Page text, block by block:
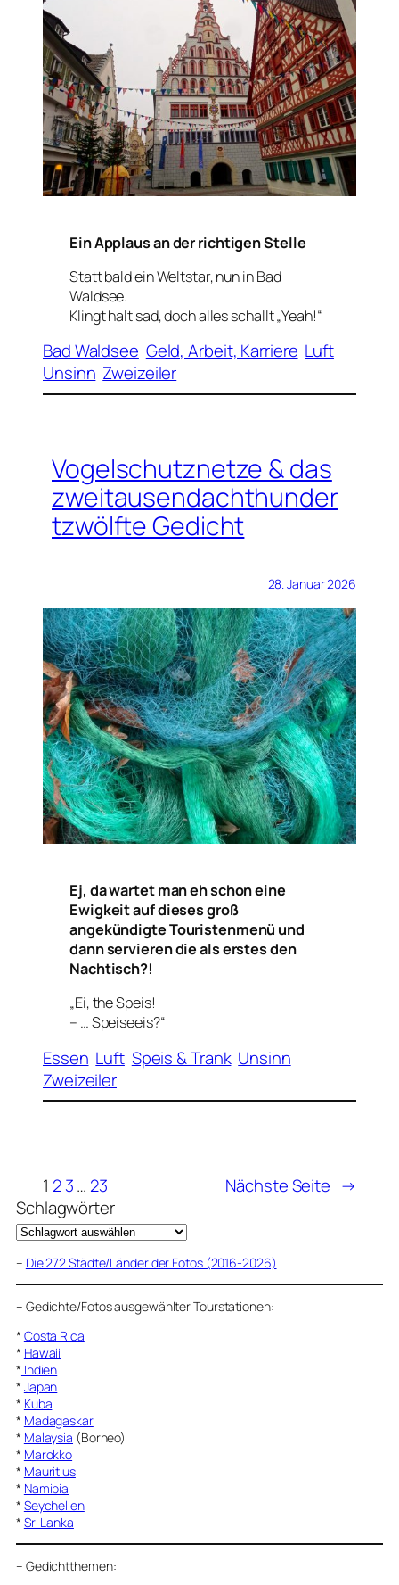
Ein Applaus an der richtigen Stelle
Statt bald ein Weltstar, nun in Bad
Waldsee.
Klingt halt sad, doch alles schallt „Yeah!“
Bad Waldsee Geld, Arbeit, Karriere Luft
Unsinn Zweizeiler
Vogelschutznetze & das
zweitausendachthunder
tzwölfte Gedicht
28. Januar 2026
Ej, da wartet man eh schon eine
Ewigkeit auf dieses groß
angekündigte Touristenmenü und
dann servieren die als erstes den
Nachtisch?!
„Ei, the Speis!
– … Speiseeis?“
Essen Luft Speis & Trank Unsinn
Zweizeiler
1 2 3… 23 Nächste Seite →
Schlagwörter
– Die 272 Städte/Länder der Fotos (2016-2026)
– Gedichte/Fotos ausgewählter Tourstationen:
* Costa Rica
* Hawaii
* Indien
* Japan
* Kuba
* Madagaskar
* Malaysia (Borneo)
* Marokko
* Mauritius
* Namibia
* Seychellen
* Sri Lanka
– Gedichtthemen: